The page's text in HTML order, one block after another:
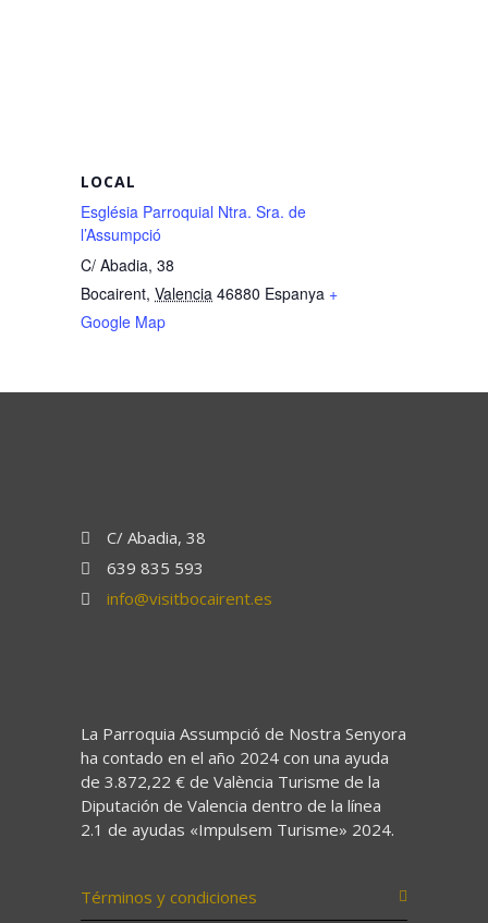
LOCAL
Església Parroquial Ntra. Sra. de
l’Assumpció
C/ Abadia, 38
Bocairent, Valencia 46880 Espanya +
Google Map
C/ Abadia, 38
639 835 593
info@visitbocairent.es
La Parroquia Assumpció de Nostra Senyora
ha contado en el año 2024 con una ayuda
de 3.872,22 € de València Turisme de la
Diputación de Valencia dentro de la línea
2.1 de ayudas «Impulsem Turisme» 2024.
Términos y condiciones